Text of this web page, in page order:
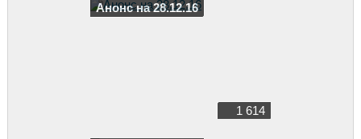
Анонс на 28.12.16
1 614